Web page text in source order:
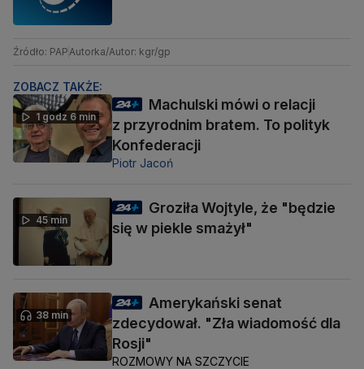
Źródło: PAP Autorka/Autor: kgr/gp
ZOBACZ TAKŻE:
1 godz 6 min
Machulski mówi o relacji
z przyrodnim bratem. To polityk
Konfederacji
Piotr Jacoń
45 min
Groziła Wojtyle, że "będzie
się w piekle smażył"
38 min
Amerykański senat
zdecydował. "Zła wiadomość dla
Rosji"
ROZMOWY NA SZCZYCIE